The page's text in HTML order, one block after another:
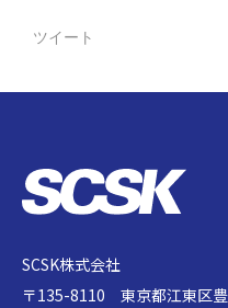
ツイート
SCSK株式会社
〒135-8110 東京都江東区